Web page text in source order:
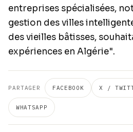
entreprises spécialisées,
gestion des villes
des vieilles bâtisses,
expériences en Algérie".
PARTAGER FACEBOOK X /
WHATSAPP